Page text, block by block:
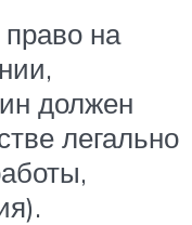
на
должен
легально